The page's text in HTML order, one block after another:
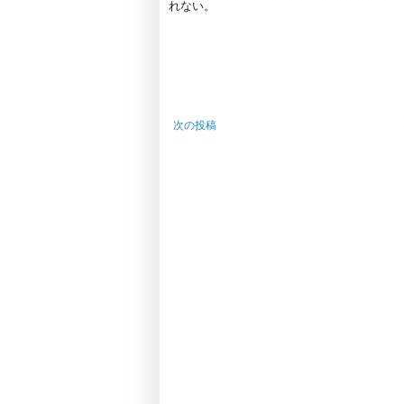
れない。
次の投稿